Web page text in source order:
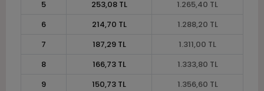
5
253,08 TL
1.265,40 TL
6
214,70 TL
1.288,20 TL
7
187,29 TL
1.311,00 TL
8
166,73 TL
1.333,80 TL
9
150,73 TL
1.356,60 TL